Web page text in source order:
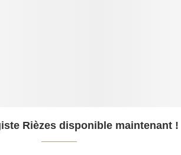
Rièzes disponible maintenant !